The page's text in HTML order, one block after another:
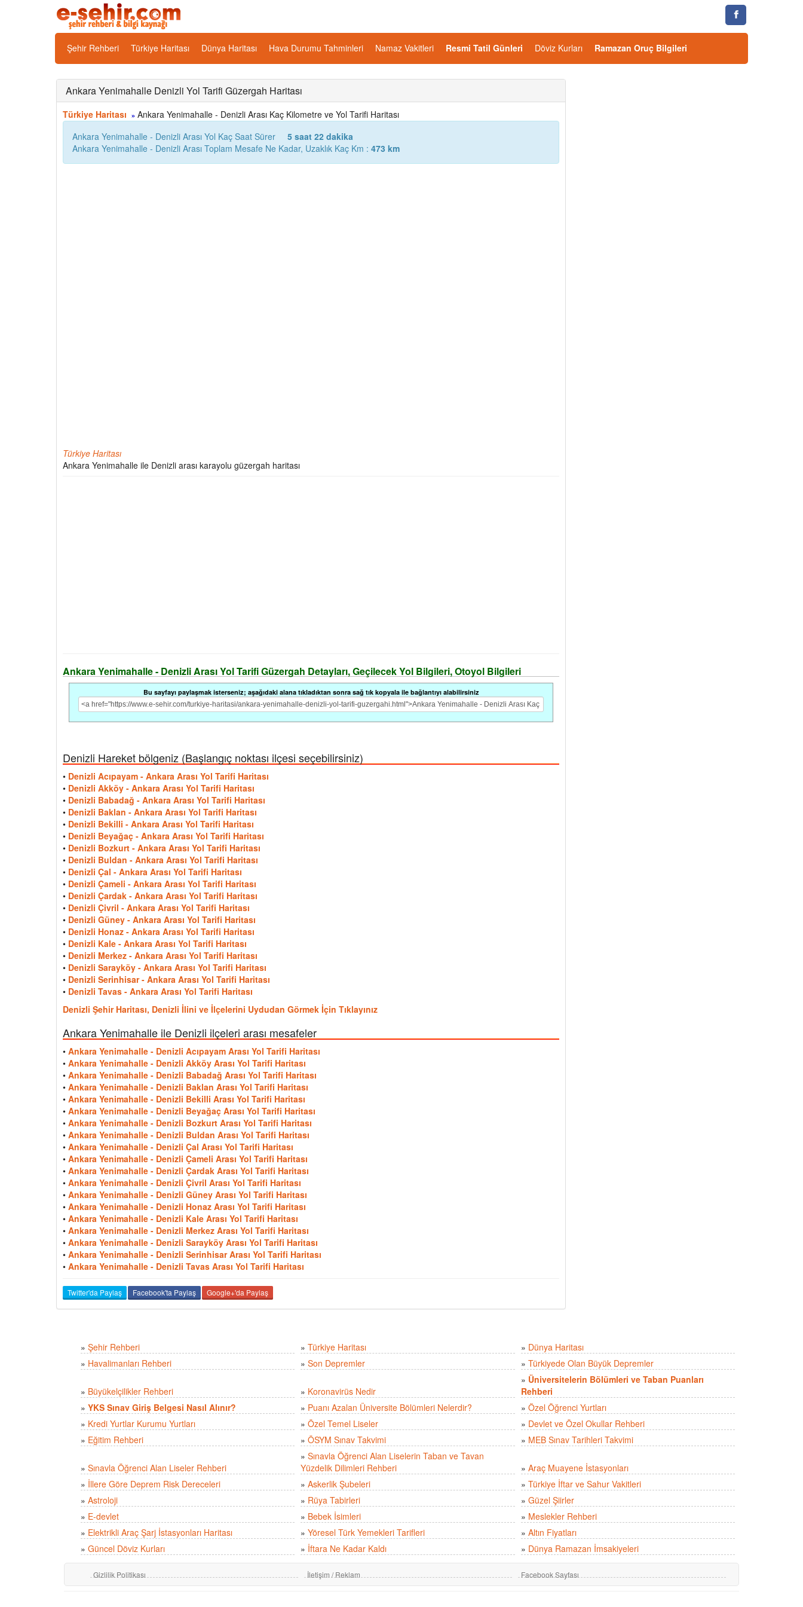
Şehir Rehberi Türkiye Haritası Dünya Haritası Hava Durumu Tahminleri Namaz Vakitleri Resmi Tatil Günleri Döviz Kurları Ramazan Oruç Bilgileri
Ankara Yenimahalle Denizli Yol Tarifi Güzergah Haritası
Türkiye Haritası » Ankara Yenimahalle - Denizli Arası Kaç Kilometre ve Yol Tarifi Haritası
Ankara Yenimahalle - Denizli Arası Yol Kaç Saat Sürer
5 saat 22 dakika
Ankara Yenimahalle - Denizli Arası Toplam Mesafe Ne Kadar, Uzaklık Kaç Km : 473 km
Türkiye Haritası
Ankara Yenimahalle ile Denizli arası karayolu güzergah haritası
Ankara Yenimahalle - Denizli Arası Yol Tarifi Güzergah Detayları, Geçilecek Yol Bilgileri, Otoyol Bilgileri
Bu sayfayı paylaşmak isterseniz; aşağıdaki alana tıkladıktan sonra sağ tık kopyala ile bağlantıyı alabilirsiniz
Denizli Hareket bölgeniz (Başlangıç noktası ilçesi seçebilirsiniz)
• Denizli Acıpayam - Ankara Arası Yol Tarifi Haritası
• Denizli Akköy - Ankara Arası Yol Tarifi Haritası
• Denizli Babadağ - Ankara Arası Yol Tarifi Haritası
• Denizli Baklan - Ankara Arası Yol Tarifi Haritası
• Denizli Bekilli - Ankara Arası Yol Tarifi Haritası
• Denizli Beyağaç - Ankara Arası Yol Tarifi Haritası
• Denizli Bozkurt - Ankara Arası Yol Tarifi Haritası
• Denizli Buldan - Ankara Arası Yol Tarifi Haritası
• Denizli Çal - Ankara Arası Yol Tarifi Haritası
• Denizli Çameli - Ankara Arası Yol Tarifi Haritası
• Denizli Çardak - Ankara Arası Yol Tarifi Haritası
• Denizli Çivril - Ankara Arası Yol Tarifi Haritası
• Denizli Güney - Ankara Arası Yol Tarifi Haritası
• Denizli Honaz - Ankara Arası Yol Tarifi Haritası
• Denizli Kale - Ankara Arası Yol Tarifi Haritası
• Denizli Merkez - Ankara Arası Yol Tarifi Haritası
• Denizli Sarayköy - Ankara Arası Yol Tarifi Haritası
• Denizli Serinhisar - Ankara Arası Yol Tarifi Haritası
• Denizli Tavas - Ankara Arası Yol Tarifi Haritası
Denizli Şehir Haritası, Denizli İlini ve İlçelerini Uydudan Görmek İçin Tıklayınız
Ankara Yenimahalle ile Denizli ilçeleri arası mesafeler
• Ankara Yenimahalle - Denizli Acıpayam Arası Yol Tarifi Haritası
• Ankara Yenimahalle - Denizli Akköy Arası Yol Tarifi Haritası
• Ankara Yenimahalle - Denizli Babadağ Arası Yol Tarifi Haritası
• Ankara Yenimahalle - Denizli Baklan Arası Yol Tarifi Haritası
• Ankara Yenimahalle - Denizli Bekilli Arası Yol Tarifi Haritası
• Ankara Yenimahalle - Denizli Beyağaç Arası Yol Tarifi Haritası
• Ankara Yenimahalle - Denizli Bozkurt Arası Yol Tarifi Haritası
• Ankara Yenimahalle - Denizli Buldan Arası Yol Tarifi Haritası
• Ankara Yenimahalle - Denizli Çal Arası Yol Tarifi Haritası
• Ankara Yenimahalle - Denizli Çameli Arası Yol Tarifi Haritası
• Ankara Yenimahalle - Denizli Çardak Arası Yol Tarifi Haritası
• Ankara Yenimahalle - Denizli Çivril Arası Yol Tarifi Haritası
• Ankara Yenimahalle - Denizli Güney Arası Yol Tarifi Haritası
• Ankara Yenimahalle - Denizli Honaz Arası Yol Tarifi Haritası
• Ankara Yenimahalle - Denizli Kale Arası Yol Tarifi Haritası
• Ankara Yenimahalle - Denizli Merkez Arası Yol Tarifi Haritası
• Ankara Yenimahalle - Denizli Sarayköy Arası Yol Tarifi Haritası
• Ankara Yenimahalle - Denizli Serinhisar Arası Yol Tarifi Haritası
• Ankara Yenimahalle - Denizli Tavas Arası Yol Tarifi Haritası
Twitter'da Paylaş Facebook'ta Paylaş Google+'da Paylaş
» Şehir Rehberi » Türkiye Haritası » Dünya Haritası
» Havalimanları Rehberi » Son Depremler » Türkiyede Olan Büyük Depremler
» Büyükelçilikler Rehberi » Koronavirüs Nedir
» Üniversitelerin Bölümleri ve Taban Puanları
Rehberi
» YKS Sınav Giriş Belgesi Nasıl Alınır? » Puanı Azalan Üniversite Bölümleri Nelerdir? » Özel Öğrenci Yurtları
» Kredi Yurtlar Kurumu Yurtları » Özel Temel Liseler » Devlet ve Özel Okullar Rehberi
» Eğitim Rehberi » ÖSYM Sınav Takvimi » MEB Sınav Tarihleri Takvimi
» Sınavla Öğrenci Alan Liseler Rehberi
» Sınavla Öğrenci Alan Liselerin Taban ve Tavan
Yüzdelik Dilimleri Rehberi
» Araç Muayene İstasyonları
» İllere Göre Deprem Risk Dereceleri » Askerlik Şubeleri » Türkiye İftar ve Sahur Vakitleri
» Astroloji » Rüya Tabirleri » Güzel Şiirler
» E-devlet » Bebek İsimleri » Meslekler Rehberi
» Elektrikli Araç Şarj İstasyonları Haritası » Yöresel Türk Yemekleri Tarifleri » Altın Fiyatları
» Güncel Döviz Kurları » İftara Ne Kadar Kaldı » Dünya Ramazan İmsakiyeleri
Gizlilik Politikası İletişim / Reklam Facebook Sayfası